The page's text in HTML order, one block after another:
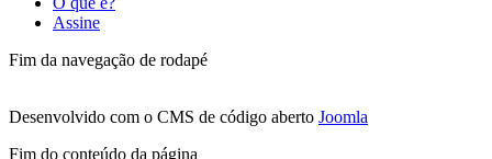
Assine
Fim da navegação de rodapé
Desenvolvido com o CMS de código aberto Joomla
Fim do conteúdo da página